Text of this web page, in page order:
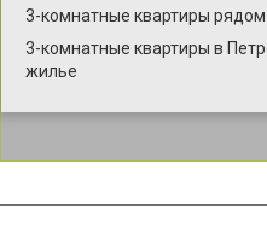
3-комнатные квартиры
3-комнатные квартиры в
жилье